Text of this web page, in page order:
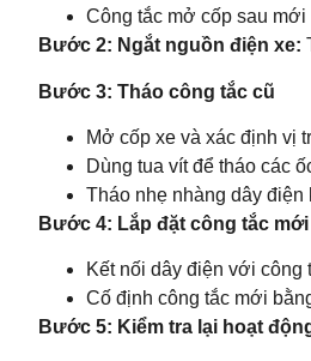
Công tắc mở cốp sau mới
Bước 2: Ngắt nguồn điện xe:
Bước 3: Tháo công tắc cũ
Mở cốp xe và xác định vị
Dùng tua vít để tháo các
Tháo nhẹ nhàng dây điện
Bước 4: Lắp đặt công tắc mới
Kết nối dây điện với công
Cố định công tắc mới
Bước 5: Kiểm tra lại hoạt